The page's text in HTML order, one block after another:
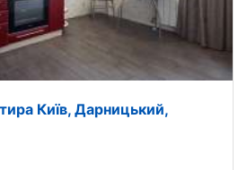
Київ, Дарницький,